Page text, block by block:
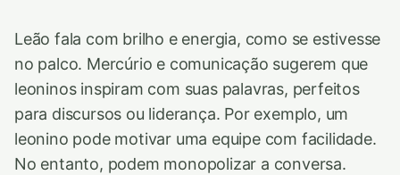
Leão fala com brilho e energia, como se estivesse
no palco. Mercúrio e comunicação sugerem que
leoninos inspiram com suas palavras, perfeitos
para discursos ou liderança. Por exemplo, um
leonino pode motivar uma equipe com facilidade.
No entanto, podem monopolizar a conversa.